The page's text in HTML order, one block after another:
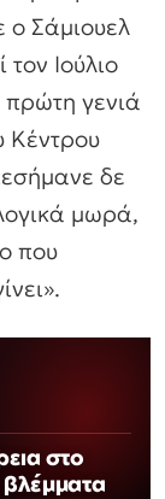
ο Σάμιουελ
Ιούλιο
πρώτη γενιά
Κέντρου
δε
μωρά,
που
στο
βλέμματα